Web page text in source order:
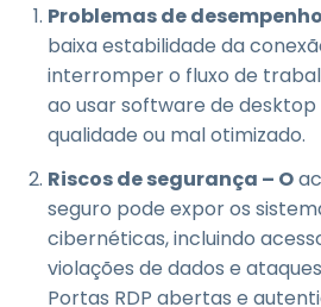
Problemas de desempenho
baixa estabilidade da
interromper o fluxo de
ao usar software de
qualidade ou mal otimizado.
Riscos de segurança – O
seguro pode expor os
cibernéticas, incluindo
violações de dados e
Portas RDP abertas e